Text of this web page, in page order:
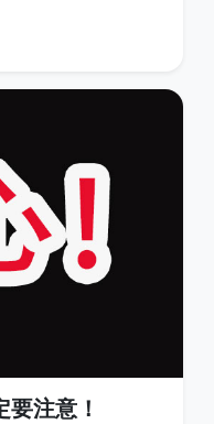
注意！